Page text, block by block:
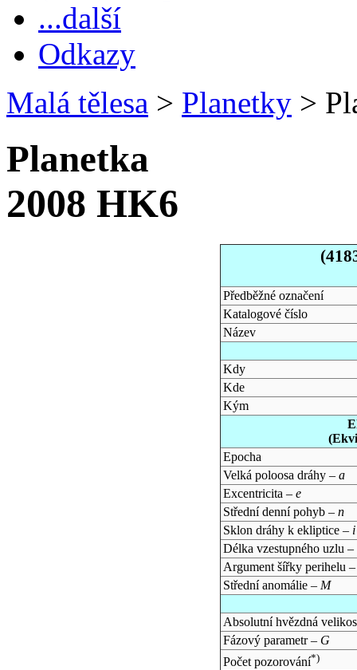
...další
Odkazy
Malá tělesa > Planetky >
Planetka
2008 HK6
Předběžné označení
Katalogové číslo
Název
Kdy
Kde
Kým
Epocha
Velká poloosa dráhy – a
Excentricita – e
Střední denní pohyb – n
Sklon dráhy k ekliptice – i
Délka vzestupného uzlu –
Argument šířky perihelu
Střední anomálie – M
Absolutní hvězdná
Fázový parametr – G
Počet pozorování*)